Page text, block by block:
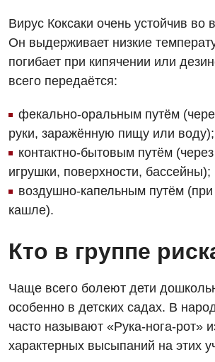
Вирус Коксаки очень устойчив во
Он выдерживает низкие
погибает при кипячении или
всего передаётся:
фекально-оральным путём
руки, заражённую пищу или воду);
контактно-бытовым путём
игрушки, поверхности, бассейны);
воздушно-капельным путём (при
кашле).
Кто в группе
Чаще всего болеют дети
особенно в детских садах. В
часто называют «Рука-нога-рот»
характерных высыпаний на этих